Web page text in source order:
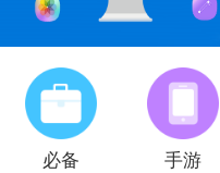
必备 手游